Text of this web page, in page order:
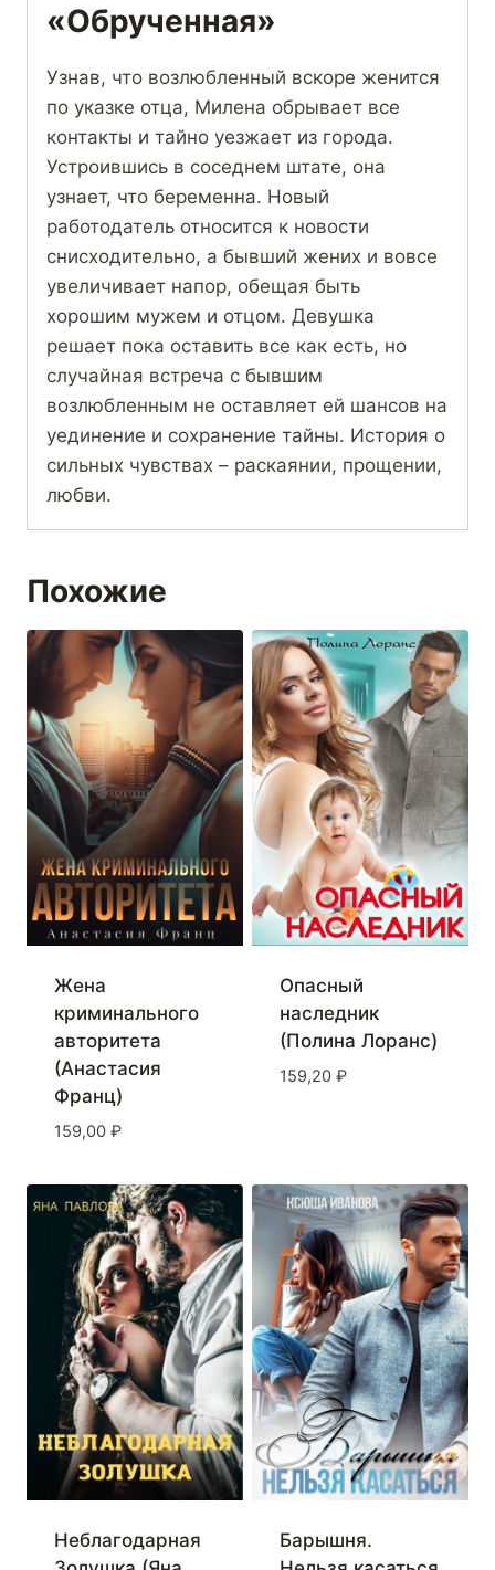
«Обрученная»
Узнав, что возлюбленный вскоре женится
по указке отца, Милена обрывает все
контакты и тайно уезжает из города.
Устроившись в соседнем штате, она
узнает, что беременна. Новый
работодатель относится к новости
снисходительно, а бывший жених и вовсе
увеличивает напор, обещая быть
хорошим мужем и отцом. Девушка
решает пока оставить все как есть, но
случайная встреча с бывшим
возлюбленным не оставляет ей шансов на
уединение и сохранение тайны. История о
сильных чувствах – раскаянии, прощении,
любви.
Похожие
Жена
криминального
авторитета
(Анастасия
Франц)
159,00 ₽
Опасный
наследник
(Полина Лоранс)
159,20 ₽
Неблагодарная
Барышня.